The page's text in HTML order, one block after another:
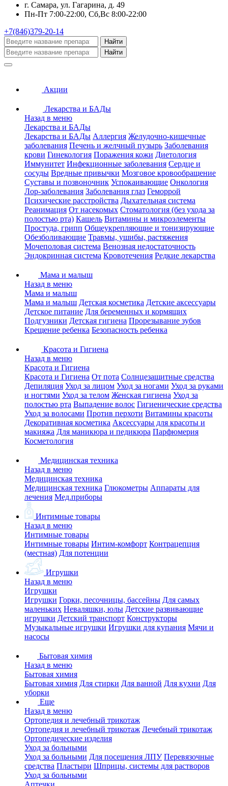
г. Самара, ул. Гагарина, д. 49
Пн-Пт 7:00-22:00, Сб,Вс 8:00-22:00
+7(846)379-20-14
Найти
Найти
Акции
Лекарства и БАДы
Назад в меню
Лекарства и БАДы
Лекарства и БАДы Аллергия Желудочно-кишечные
заболевания Печень и желчный пузырь Заболевания
крови Гинекология Поражения кожи Диетология
Иммунитет Инфекционные заболевания Сердце и
сосуды Вредные привычки Мозговое кровообращение
Суставы и позвоночник Успокаивающие Онкология
Лор-заболевания Заболевания глаз Геморрой
Психические расстройства Дыхательная система
Реанимация От насекомых Стоматология (без ухода за
полостью рта) Кашель Витамины и микроэлементы
Простуда, грипп Общеукрепляющие и тонизирующие
Обезболивающие Травмы, ушибы, растяжения
Мочеполовая система Венозная недостаточность
Эндокринная система Кровотечения Редкие лекарства
Мама и малыш
Назад в меню
Мама и малыш
Мама и малыш Детская косметика Детские аксессуары
Детское питание Для беременных и кормящих
Подгузники Детская гигиена Прорезывание зубов
Крещение ребенка Безопасность ребенка
Красота и Гигиена
Назад в меню
Красота и Гигиена
Красота и Гигиена От пота Солнцезащитные средства
Депиляция Уход за лицом Уход за ногами Уход за руками
и ногтями Уход за телом Женская гигиена Уход за
полостью рта Выпадение волос Гигиенические средства
Уход за волосами Против перхоти Витамины красоты
Декоративная косметика Аксессуары для красоты и
макияжа Для маникюра и педикюра Парфюмерия
Косметология
Медицинская техника
Назад в меню
Медицинская техника
Медицинская техника Глюкометры Аппараты для
лечения Мед.приборы
Интимные товары
Назад в меню
Интимные товары
Интимные товары Интим-комфорт Контрацепция
(местная) Для потенции
Игрушки
Назад в меню
Игрушки
Игрушки Горки, песочницы, бассейны Для самых
маленьких Неваляшки, юлы Детские развивающие
игрушки Детский транспорт Конструкторы
Музыкальные игрушки Игрушки для купания Мячи и
насосы
Бытовая химия
Назад в меню
Бытовая химия
Бытовая химия Для стирки Для ванной Для кухни Для
уборки
Еще
Назад в меню
Ортопедия и лечебный трикотаж
Ортопедия и лечебный трикотаж Лечебный трикотаж
Ортопедические изделия
Уход за больными
Уход за больными Для посещения ЛПУ Перевязочные
средства Пластыри Шприцы, системы для растворов
Уход за больными
Аптечки